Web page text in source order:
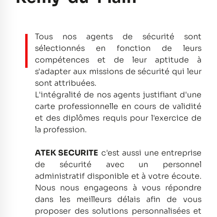
Tous nos agents de sécurité sont
sélectionnés en fonction de leurs
compétences et de leur aptitude à
s'adapter aux missions de sécurité qui leur
sont attribuées.
L'intégralité de nos agents justifiant d'une
carte professionnelle en cours de validité
et des diplômes requis pour l'exercice de
la profession.
ATEK SECURITE c'est aussi une entreprise
de sécurité avec un personnel
administratif disponible et à votre écoute.
Nous nous engageons à vous répondre
dans les meilleurs délais afin de vous
proposer des solutions personnalisées et